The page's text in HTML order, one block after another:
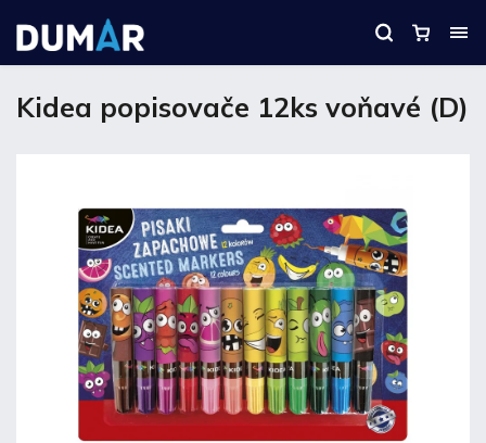
Kidea popisovače 12ks voňavé (D)